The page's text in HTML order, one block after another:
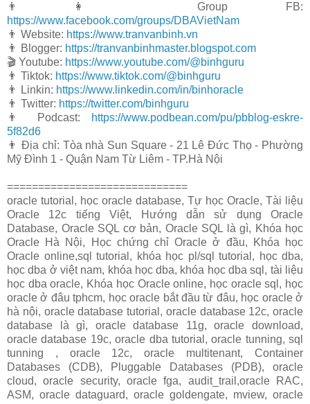
👨👩 Group FB:
https://www.facebook.com/groups/DBAVietNam
👨 Website: https://www.tranvanbinh.vn
👨 Blogger: https://tranvanbinhmaster.blogspot.com
🎬 Youtube: https://www.youtube.com/@binhguru
👨 Tiktok: https://www.tiktok.com/@binhguru
👨 Linkin: https://www.linkedin.com/in/binhoracle
👨 Twitter: https://twitter.com/binhguru
👨 Podcast:
https://www.podbean.com/pu/pbblog-eskre-
5f82d6
👨 Địa chỉ: Tòa nhà Sun Square - 21 Lê Đức Thọ - Phường
Mỹ Đình 1 - Quận Nam Từ Liêm - TP.Hà Nội
=============================
oracle tutorial, học oracle database, Tự học Oracle, Tài liệu
Oracle 12c tiếng Việt, Hướng dẫn sử dụng Oracle
Database, Oracle SQL cơ bản, Oracle SQL là gì, Khóa học
Oracle Hà Nội, Học chứng chỉ Oracle ở đầu, Khóa học
Oracle online,sql tutorial, khóa học pl/sql tutorial, học dba,
học dba ở việt nam, khóa học dba, khóa học dba sql, tài liệu
học dba oracle, Khóa học Oracle online, học oracle sql, học
oracle ở đâu tphcm, học oracle bắt đầu từ đâu, học oracle ở
hà nội, oracle database tutorial, oracle database 12c, oracle
database là gì, oracle database 11g, oracle download,
oracle database 19c, oracle dba tutorial, oracle tunning, sql
tunning , oracle 12c, oracle multitenant, Container
Databases (CDB), Pluggable Databases (PDB), oracle
cloud, oracle security, oracle fga, audit_trail,oracle RAC,
ASM, oracle dataguard, oracle goldengate, mview, oracle